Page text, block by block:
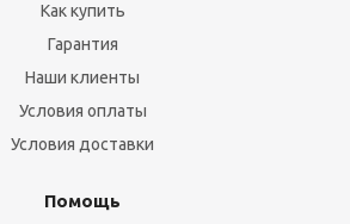
Как купить
Гарантия
Наши клиенты
Условия оплаты
Условия доставки
Помощь